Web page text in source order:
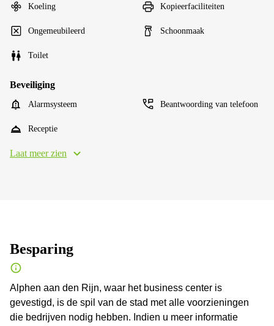
Koeling Kopieerfaciliteiten
Ongemeubileerd Schoonmaak
Toilet
Beveiliging
Alarmsysteem Beantwoording van telefoon
Receptie
Laat meer zien
Besparing
Alphen aan den Rijn, waar het business center is
gevestigd, is de spil van de stad met alle voorzieningen
die bedrijven nodig hebben. Indien u meer informatie